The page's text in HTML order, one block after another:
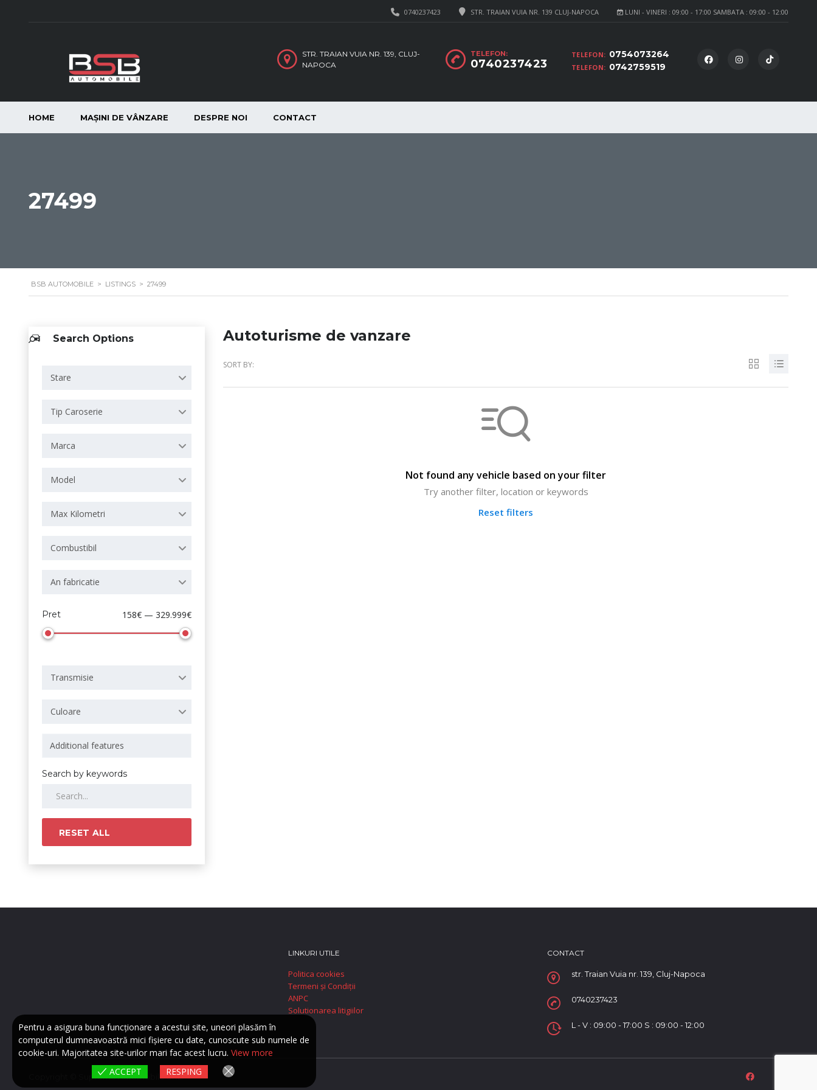
LUNI - VINERI : 09:00 - 17:00 SAMBATA : 09:00 - 12:00
STR. TRAIAN VUIA NR. 139 CLUJ-NAPOCA
0740237423
TELEFON: 0754073264
TELEFON: 0742759519
TELEFON:
0740237423
STR. TRAIAN VUIA NR. 139, CLUJ-
NAPOCA
HOME MAȘINI DE VÂNZARE DESPRE NOI CONTACT
27499
BSB AUTOMOBILE > LISTINGS > 27499
Search Options
Stare
Tip Caroserie
Marca
Model
Max Kilometri
Combustibil
An fabricatie
Pret 158€ — 329.999€
Transmisie
Culoare
Search by keywords
RESET ALL
Autoturisme de vanzare
SORT BY:
Not found any vehicle based on your filter
Try another filter, location or keywords
Reset filters
LINKURI UTILE
Politica cookies
Termeni și Condiții
ANPC
Solutionarea litigiilor
CONTACT
str. Traian Vuia nr. 139, Cluj-Napoca
0740237423
L - V : 09:00 - 17:00 S : 09:00 - 12:00
Copyright © Supreme Automobile SRL.
Pentru a asigura buna funcționare a acestui site, uneori plasăm în
computerul dumneavoastră mici fișiere cu date, cunoscute sub numele de
cookie-uri. Majoritatea site-urilor mari fac acest lucru. View more
ACCEPT
RESPING